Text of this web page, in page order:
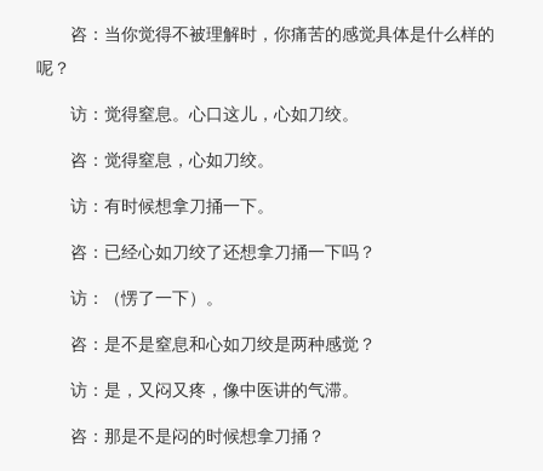
咨：当你觉得不被理解时，你痛苦的感觉具体是什么样的
呢？
访：觉得窒息。心口这儿，心如刀绞。
咨：觉得窒息，心如刀绞。
访：有时候想拿刀捅一下。
咨：已经心如刀绞了还想拿刀捅一下吗？
访：（愣了一下）。
咨：是不是窒息和心如刀绞是两种感觉？
访：是，又闷又疼，像中医讲的气滞。
咨：那是不是闷的时候想拿刀捅？